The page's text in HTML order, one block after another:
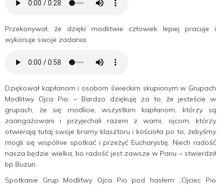
Przekonywał, że dzięki modlitwie człowiek lepiej pracuje i
wykonuje swoje zadania:
Dziękował kapłanom i osobom świeckim skupionym w Grupach
Modlitwy Ojca Pio. – Bardzo dziękuję za to, że jesteście w
grupach, że się modlicie, wszystkim kapłanom, którzy są
zaangażowani i przyjechali razem z wami, ojcom, którzy
otwierają tutaj swoje bramy klasztoru i kościoła po to, żebyśmy
mogli się wspólnie spotkać i przeżyć Eucharystię. Niech radość
nasza będzie wielka, bo radość jest zawsze w Panu – stwierdził
bp Buzun.
Spotkanie Grup Modlitwy Ojca Pio pod hasłem „Ojciec Pio